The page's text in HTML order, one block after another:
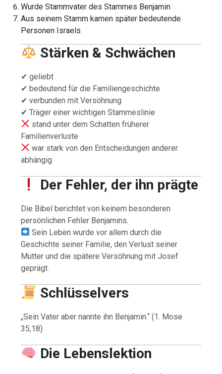
Wurde Stammvater des Stammes Benjamin
Aus seinem Stamm kamen später bedeutende
Personen Israels
Stärken & Schwächen
✔ geliebt
✔ bedeutend für die Familiengeschichte
✔ verbunden mit Versöhnung
✔ Träger einer wichtigen Stammeslinie
stand unter dem Schatten früherer
Familienverluste
war stark von den Entscheidungen anderer
abhängig
Der Fehler, der ihn prägte
Die Bibel berichtet von keinem besonderen
persönlichen Fehler Benjamins.
Sein Leben wurde vor allem durch die
Geschichte seiner Familie, den Verlust seiner
Mutter und die spätere Versöhnung mit Josef
geprägt.
Schlüsselvers
„Sein Vater aber nannte ihn Benjamin.“ (1. Mose
35,18)
Die Lebenslektion